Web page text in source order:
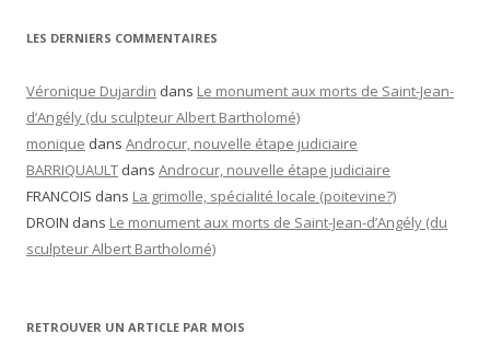
LES DERNIERS COMMENTAIRES
Véronique Dujardin dans Le monument aux morts de Saint-Jean-
d’Angély (du sculpteur Albert Bartholomé)
monique dans Androcur, nouvelle étape judiciaire
BARRIQUAULT dans Androcur, nouvelle étape judiciaire
FRANCOIS dans La grimolle, spécialité locale (poitevine?)
DROIN dans Le monument aux morts de Saint-Jean-d’Angély (du
sculpteur Albert Bartholomé)
RETROUVER UN ARTICLE PAR MOIS